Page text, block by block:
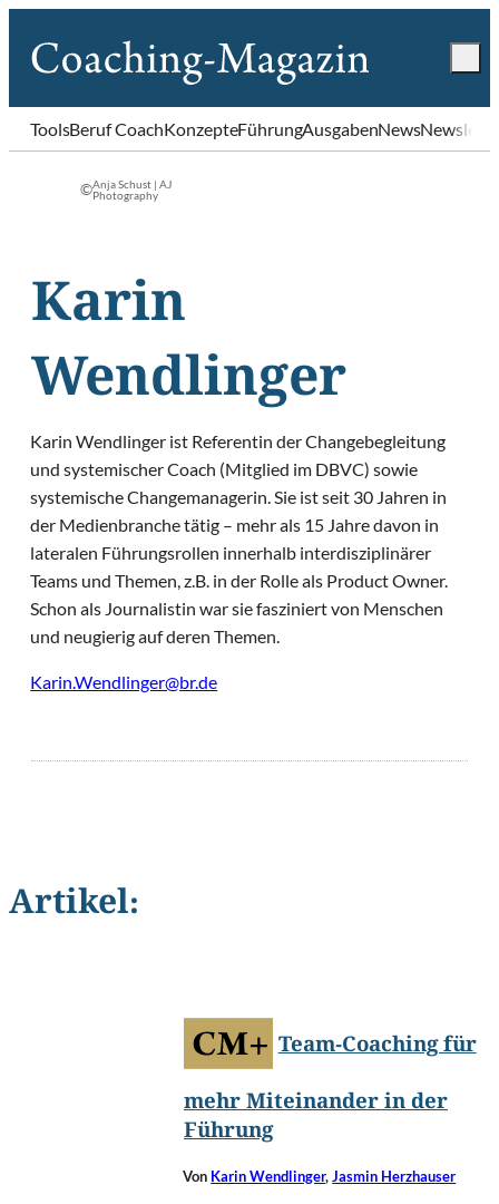
ToolsBeruf CoachKonzepteFührungAusgabenNews
©Anja Schust | AJ
Photography
Karin
Wendlinger
Karin Wendlinger ist Referentin der Changebegleitung
und systemischer Coach (Mitglied im DBVC) sowie
systemische Changemanagerin. Sie ist seit 30 Jahren in
der Medienbranche tätig – mehr als 15 Jahre davon in
lateralen Führungsrollen innerhalb interdisziplinärer
Teams und Themen, z.B. in der Rolle als Product Owner.
Schon als Journalistin war sie fasziniert von Menschen
und neugierig auf deren Themen.
Karin.Wendlinger@br.de
Artikel:
Team-Coaching für
mehr Miteinander in der
Führung
Von Karin Wendlinger,Jasmin Herzhauser